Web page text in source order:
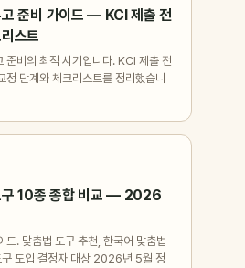
고 준비 가이드 — KCI 제출 전
스트
준비의 최적 시기입니다. KCI 제출 전
정 단계와 체크리스트를 정리했습니
구 10종 종합 비교 — 2026
드. 맞춤법 도구 추천, 한국어 맞춤법
구 도입 결정자 대상 2026년 5월 정